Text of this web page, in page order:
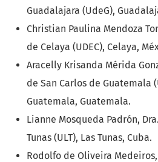
Guadalajara (UdeG),
Christian Paulina Mendoza
de Celaya (UDEC), Celaya,
Aracelly Krisanda Mérida
de San Carlos de Guatemala
Guatemala, Guatemala.
Lianne Mosqueda Padrón,
Tunas (ULT), Las Tunas, Cuba.
Rodolfo de Oliveira